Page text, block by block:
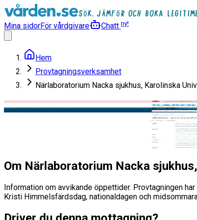
Mina sidorFör vårdgivare Chatt ny!
Hem
Provtagningsverksamhet
Närlaboratorium Nacka sjukhus, Karolinska
Närlaboratorium Nacka
Om Närlaboratorium Nacka
Information om avvikande öppettider. Provtagningen
Kristi Himmelsfärdsdag, nationaldagen och